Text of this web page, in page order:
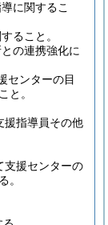
に関するこ
ること。
の連携強化に
センターの目
と。
援指導員その他
支援センターの
。